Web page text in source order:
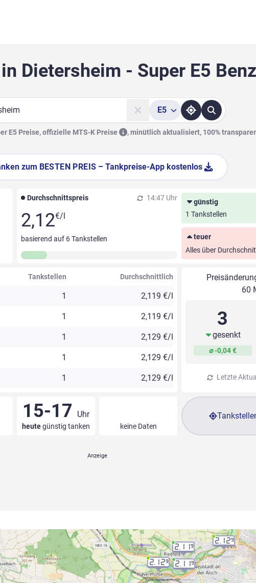
Dietersheim - Super E5
E5
E5 Preise, offizielle MTS-K Preise ,minütlich aktualisiert, 100%
zum BESTEN PREIS – Tankpreise-App kostenlos
Durchschnittspreis 14:47 Uhr
2,12€/l
basierend auf 6Tankstellen
günstig
1 Tankstellen
teuer
Alles über
Tankstellen Durchschnittlich
1 2,119 €/l
1 2,119 €/l
1 2,129 €/l
1 2,129 €/l
1 2,129 €/l
60
3
gesenkt
⌀ -0,04 €
Letzte
15-17 Uhr
heutegünstig tanken keine Daten
2.129
2.129
2.119
2.119